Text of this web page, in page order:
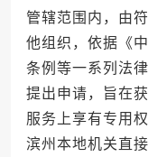
管辖范围内，由
他组织，依据《
条例等一系列法
提出申请，旨在
服务上享有专用
滨州本地机关直